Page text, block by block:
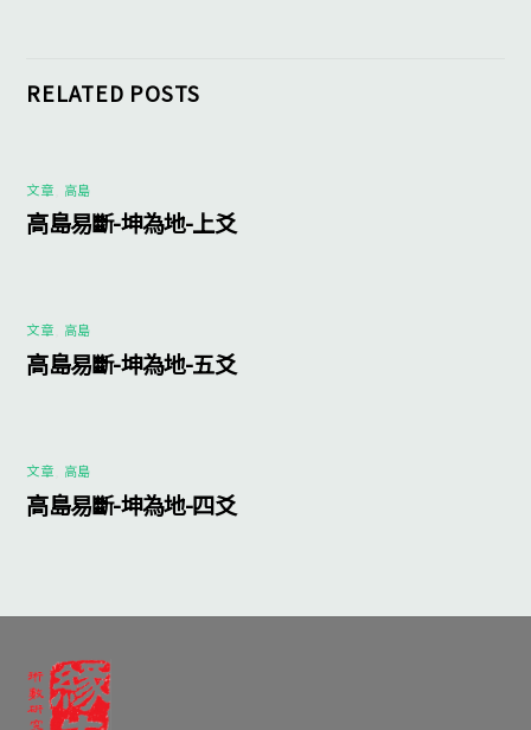
RELATED POSTS
文章 高島
高島易斷-坤為地-上爻
文章 高島
高島易斷-坤為地-五爻
文章 高島
高島易斷-坤為地-四爻